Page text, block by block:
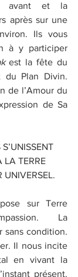
avant et la
après sur une
Ils vous
à y participer
est la fête du
du Plan Divin.
de l’Amour du
de Sa
LA TERRE
UNIVERSEL.
sur Terre
La
sans condition.
Il nous incite
en vivant la
présent.